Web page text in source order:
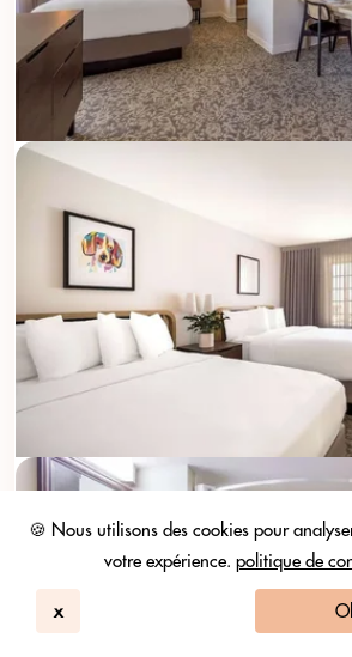
🍪 Nous utilisons des cookies pour
votre expérience. politique de
x